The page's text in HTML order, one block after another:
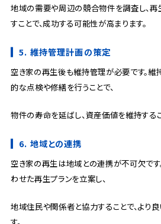
地域の需要や周辺の競合物件を調査し、
すことで、成功する可能性が高まります。
5. 維持管理計画の策定
空き家の再生後も維持管理が必要です。維
的な点検や修繕を行うことで、
物件の寿命を延ばし、資産価値を維持する
6. 地域との連携
空き家の再生は地域との連携が不可欠で
わせた再生プランを立案し、
地域住民や関係者と協力することで、より
す。